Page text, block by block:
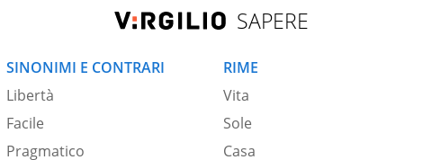
SAPERE
SINONIMI E CONTRARI
Libertà
Facile
Pragmatico
RIME
Vita
Sole
Casa